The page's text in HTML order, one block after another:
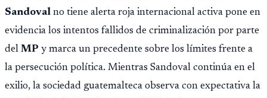
Sandoval no tiene alerta roja internacional activa pone en
evidencia los intentos fallidos de criminalización por parte
del MP y marca un precedente sobre los límites frente a
la persecución política. Mientras Sandoval continúa en el
exilio, la sociedad guatemalteca observa con expectativa la